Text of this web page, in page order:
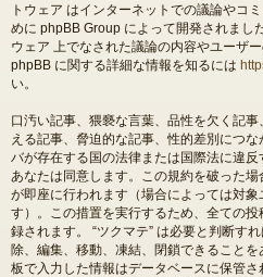
トウェア はインターネットでの議論やコ
めに phpBB Group によって開発されまし
ウェア 上でなされた議論の内容やユーザ
phpBB に関する詳細な情報を知るには
い。
口汚い記事、猥褻な言葉、品性を欠く記
える記事、脅迫的な記事、性的差別につな
バが存在する国の法律または国際法に違
あなたは同意します。この規約を破った
が即座に行われます（場合によっては対
す）。この措置を実行するため、全ての
録されます。 “ツクマテ” は必要と判断す
除、編集、移動、凍結、閉鎖できること
板で入力した情報はデータベースに保管